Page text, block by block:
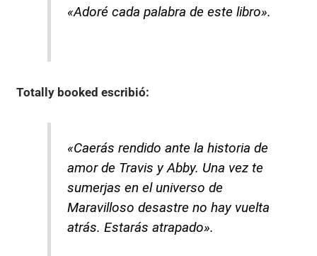
«Adoré cada palabra de este libro».
Totally booked escribió:
«Caerás rendido ante la historia de
amor de Travis y Abby. Una vez te
sumerjas en el universo de
Maravilloso desastre no hay vuelta
atrás. Estarás atrapado».